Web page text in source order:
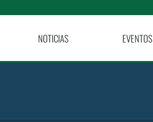
NOTICIAS EVENTOS